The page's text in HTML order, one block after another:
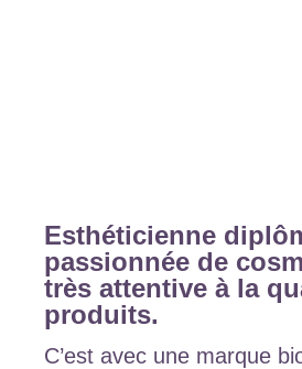
Esthéticienne
passionnée de
très attentive à la
produits.
C’est avec une marque